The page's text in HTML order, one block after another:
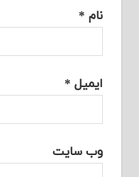
نام *
ایمیل *
وب‌ سایت